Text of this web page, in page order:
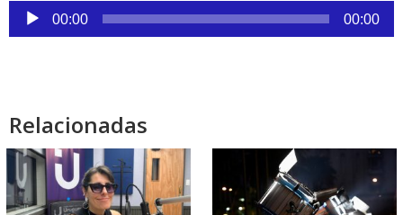
Reproductor
de
00:00 00:00
Relacionadas